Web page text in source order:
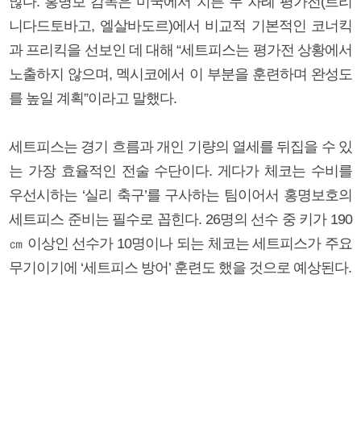
니다드토바고, 엘살바도르)에서 비교적 기본적인 코너킥
과 프리킥을 선보인 데 대해 “세트피스는 평가전 상황에서
노출하지 않으며, 멕시코에서 이 부분을 훈련하며 완성도
를 높일 계획”이라고 말했다.
세트피스는 경기 흐름과 개인 기량의 열세를 뒤집을 수 있
는 가장 효율적인 전술 수단이다. 게다가 체코는 수비를
우선시하는 ‘실리 축구’를 구사하는 팀이어서 홍명보호의
세트피스 준비는 필수로 꼽힌다. 26명의 선수 중 키가 190
㎝ 이상인 선수가 10명이나 되는 체코는 세트피스가 주요
무기이기에 ‘세트피스 방어’ 훈련도 했을 것으로 예상된다.